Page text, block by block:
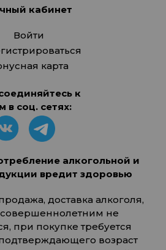
кабинет
Войти
карта
к
в соц. сетях:
алкогольной и
вредит здоровью
доставка алкоголя,
не
при покупке требуется
возраст